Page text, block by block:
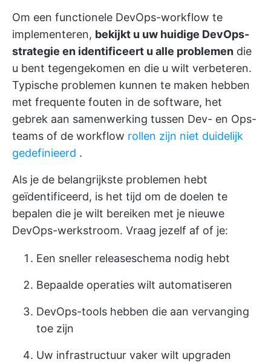
Om een functionele DevOps-workflow te
implementeren, bekijkt u uw huidige DevOps-
strategie en identificeert u alle problemen die
u bent tegengekomen en die u wilt verbeteren.
Typische problemen kunnen te maken hebben
met frequente fouten in de software, het
gebrek aan samenwerking tussen Dev- en Ops-
teams of de workflow rollen zijn niet duidelijk
gedefinieerd .
Als je de belangrijkste problemen hebt
geïdentificeerd, is het tijd om de doelen te
bepalen die je wilt bereiken met je nieuwe
DevOps-werkstroom. Vraag jezelf af of je:
Een sneller releaseschema nodig hebt
Bepaalde operaties wilt automatiseren
DevOps-tools hebben die aan vervanging
toe zijn
Uw infrastructuur vaker wilt upgraden